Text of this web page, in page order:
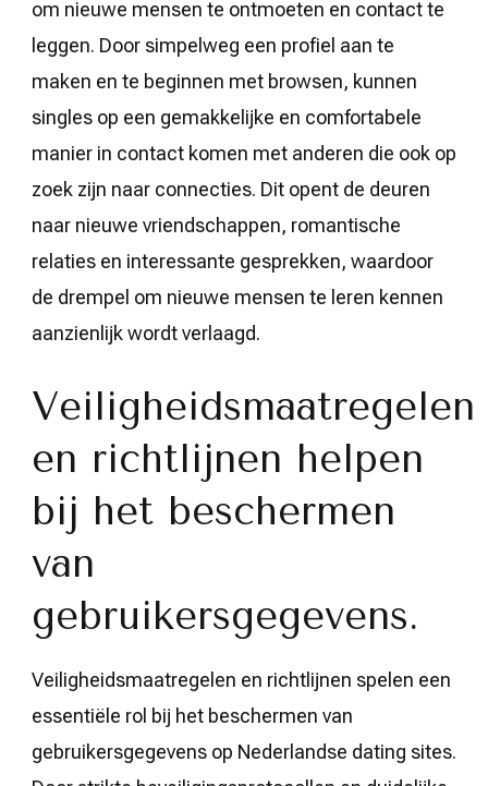
om nieuwe mensen te ontmoeten en contact te
leggen. Door simpelweg een profiel aan te
maken en te beginnen met browsen, kunnen
singles op een gemakkelijke en comfortabele
manier in contact komen met anderen die ook op
zoek zijn naar connecties. Dit opent de deuren
naar nieuwe vriendschappen, romantische
relaties en interessante gesprekken, waardoor
de drempel om nieuwe mensen te leren kennen
aanzienlijk wordt verlaagd.
Veiligheidsmaatregelen
en richtlijnen helpen
bij het beschermen
van
gebruikersgegevens.
Veiligheidsmaatregelen en richtlijnen spelen een
essentiële rol bij het beschermen van
gebruikersgegevens op Nederlandse dating sites.